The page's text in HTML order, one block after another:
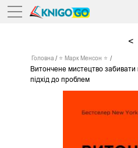
<
Головна ⭐ Марк Менсон ⭐
Витончене мистецтво
підхід до проблем